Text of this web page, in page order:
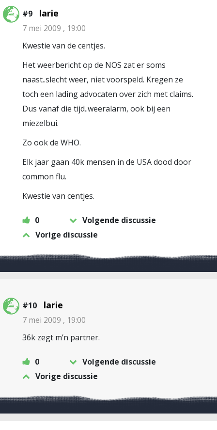
#9 larie
7 mei 2009 , 19:00
Kwestie van de centjes.
Het weerbericht op de NOS zat er soms
naast..slecht weer, niet voorspeld. Kregen ze
toch een lading advocaten over zich met claims.
Dus vanaf die tijd..weeralarm, ook bij een
miezelbui.
Zo ook de WHO.
Elk jaar gaan 40k mensen in de USA dood door
common flu.
Kwestie van centjes.
0
Volgende discussie
Vorige discussie
#10 larie
7 mei 2009 , 19:00
36k zegt m’n partner.
0
Volgende discussie
Vorige discussie